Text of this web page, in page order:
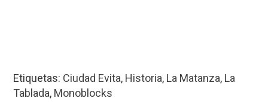
Etiquetas: Ciudad Evita, Historia, La Matanza, La
Tablada, Monoblocks